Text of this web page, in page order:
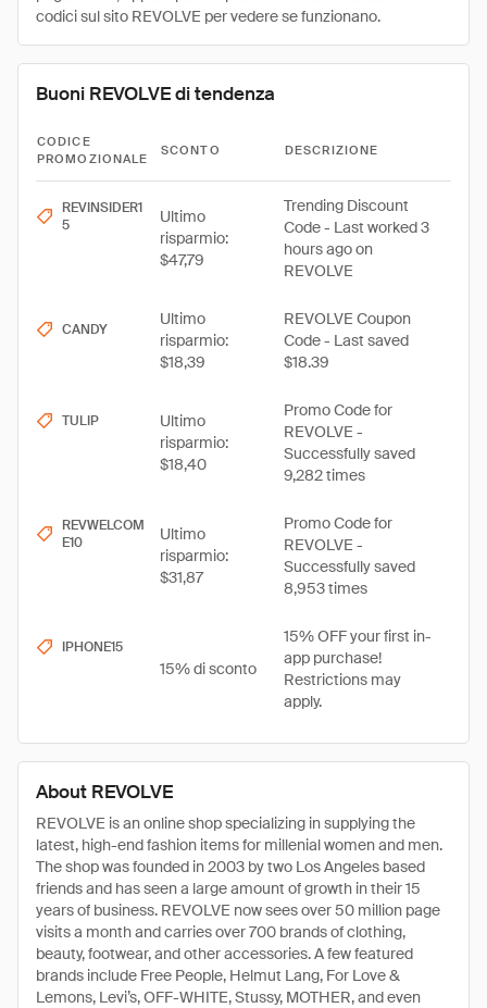
About REVOLVE
REVOLVE is an online shop specializing in supplying the
latest, high-end fashion items for millenial women and men.
The shop was founded in 2003 by two Los Angeles based
friends and has seen a large amount of growth in their 15
years of business. REVOLVE now sees over 50 million page
visits a month and carries over 700 brands of clothing,
beauty, footwear, and other accessories. A few featured
brands include Free People, Helmut Lang, For Love &
Lemons, Levi’s, OFF-WHITE, Stussy, MOTHER, and even
codici sul sito REVOLVE per vedere se funzionano.
Buoni REVOLVE di tendenza
CODICE
PROMOZIONALE
SCONTO DESCRIZIONE
REVINSIDER1
5
Ultimo
risparmio:
$47,79
Trending Discount
Code - Last worked 3
hours ago on
REVOLVE
CANDY
Ultimo
risparmio:
$18,39
REVOLVE Coupon
Code - Last saved
$18.39
TULIP
Ultimo
risparmio:
$18,40
Promo Code for
REVOLVE -
Successfully saved
9,282 times
REVWELCOM
E10
Ultimo
risparmio:
$31,87
Promo Code for
REVOLVE -
Successfully saved
8,953 times
IPHONE15
15% di sconto
15% OFF your first in-
app purchase!
Restrictions may
apply.